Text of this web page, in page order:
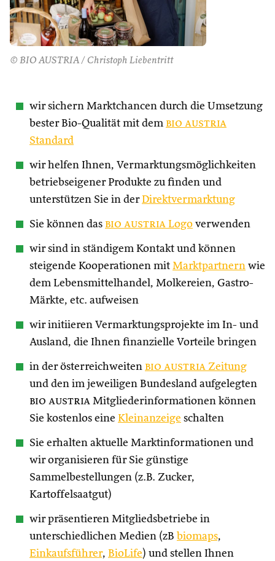
© BIO AUSTRIA / Christoph Liebentritt
wir sichern Marktchancen durch die Umsetzung
bester Bio-Qualität mit dem bio austria
Standard
wir helfen Ihnen, Vermarktungsmöglichkeiten
betriebseigener Produkte zu finden und
unterstützen Sie in derDirektvermarktung
Sie können das bio austria Logo verwenden
wir sind in ständigem Kontakt und können
steigende Kooperationen mit Marktpartnern wie
dem Lebensmittelhandel, Molkereien, Gastro-
Märkte, etc. aufweisen
wir initiieren Vermarktungsprojekte im In- und
Ausland, die Ihnen finanzielle Vorteile bringen
in der österreichweiten bio austria Zeitung
und den im jeweiligen Bundesland aufgelegten
bio austria Mitgliederinformationen können
Sie kostenlos eine Kleinanzeige schalten
Sie erhalten aktuelle Marktinformationen und
wir organisieren für Sie günstige
Sammelbestellungen (z.B. Zucker,
Kartoffelsaatgut)
wir präsentieren Mitgliedsbetriebe in
unterschiedlichen Medien (zB biomaps,
Einkaufsführer, BioLife) und stellen Ihnen